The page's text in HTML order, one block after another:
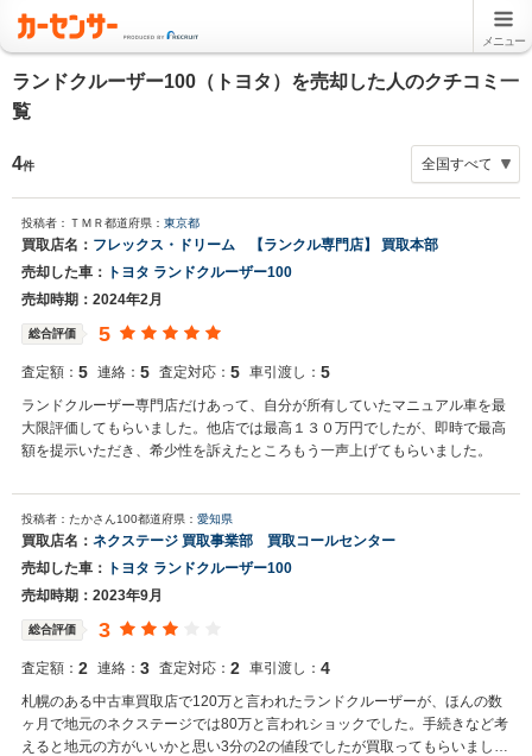
メニュー
ランドクルーザー100（トヨタ）を売却した人のクチコミ一
覧
4件
投稿者：ＴＭＲ都道府県： 東京都
買取店名： フレックス・ドリーム 【ランクル専門店】 買取本部
売却した車：
トヨタ ランドクルーザー100
売却時期：2024年2月
総合評価 5
査定額： 5 連絡： 5 査定対応： 5 車引渡し： 5
ランドクルーザー専門店だけあって、自分が所有していたマニュアル車を最
大限評価してもらいました。他店では最高１３０万円でしたが、即時で最高
額を提示いただき、希少性を訴えたところもう一声上げてもらいました。
投稿者：たかさん100都道府県： 愛知県
買取店名： ネクステージ 買取事業部 買取コールセンター
売却した車：
トヨタ ランドクルーザー100
売却時期：2023年9月
総合評価 3
査定額： 2 連絡： 3 査定対応： 2 車引渡し： 4
札幌のある中古車買取店で120万と言われたランドクルーザーが、ほんの数
ヶ月で地元のネクステージでは80万と言われショックでした。手続きなど考
えると地元の方がいいかと思い3分の2の値段でしたが買取ってもらいまし